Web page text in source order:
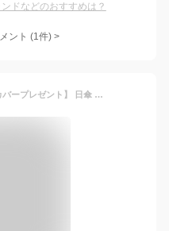
ドなどのおすすめは？
ント (1件) >
折りたたみ傘 クニルプス 【傘カバープレゼント】 日傘 Knirps X1 エックスワン メンズ 男性 レディース 女性 KNX04N コンパクト Navy Dot ネイビードット 晴雨兼用 軽量 大きい 折り畳み傘 丈夫全天候型